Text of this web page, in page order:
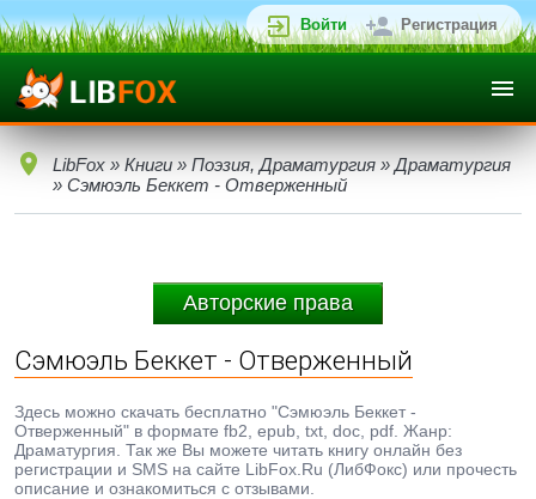
Войти Регистрация
LibFox » Книги » Поэзия, Драматургия » Драматургия
» Сэмюэль Беккет - Отверженный
Авторские права
Сэмюэль Беккет - Отверженный
Здесь можно скачать бесплатно "Сэмюэль Беккет -
Отверженный" в формате fb2, epub, txt, doc, pdf. Жанр:
Драматургия. Так же Вы можете читать книгу онлайн без
регистрации и SMS на сайте LibFox.Ru (ЛибФокс) или прочесть
описание и ознакомиться с отзывами.